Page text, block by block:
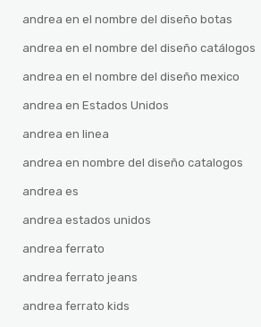
andrea en el nombre del diseño botas
andrea en el nombre del diseño catálogos
andrea en el nombre del diseño mexico
andrea en Estados Unidos
andrea en linea
andrea en nombre del diseño catalogos
andrea es
andrea estados unidos
andrea ferrato
andrea ferrato jeans
andrea ferrato kids